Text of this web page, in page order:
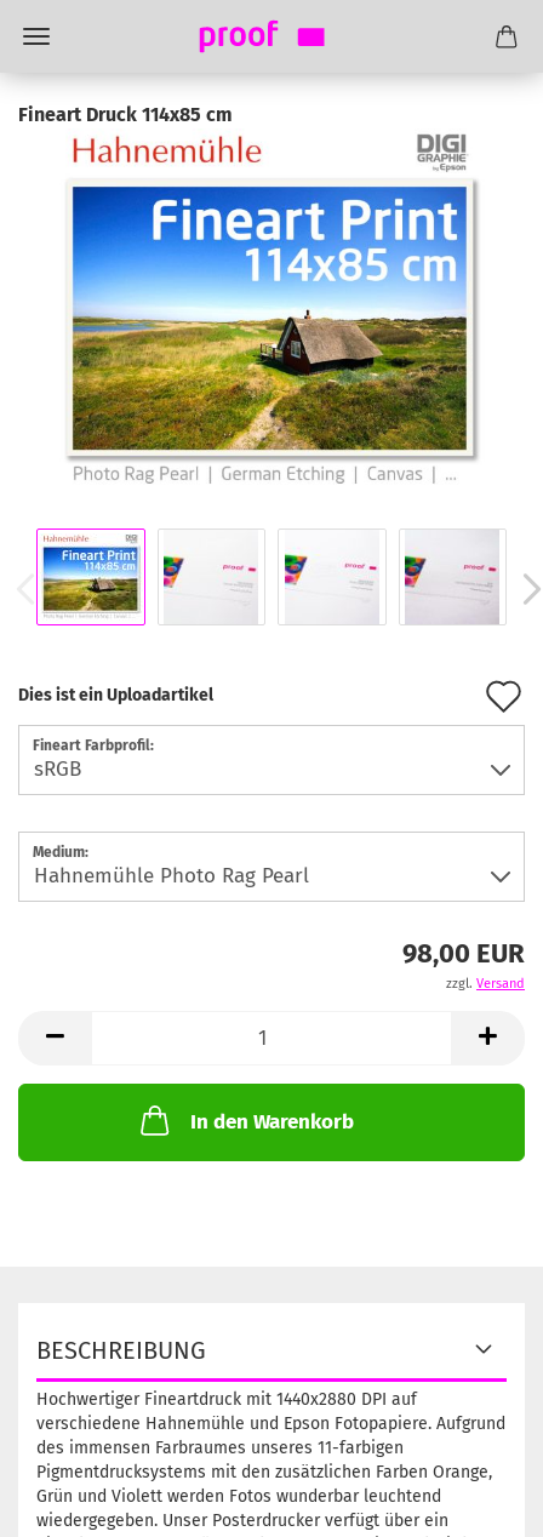
Fineart Druck 114x85 cm
Dies ist ein Uploadartikel
Fineart Farbprofil:
Medium:
98,00 EUR
zzgl. Versand
In den Warenkorb
BESCHREIBUNG
Hochwertiger Fineartdruck mit 1440x2880 DPI auf
verschiedene Hahnemühle und Epson Fotopapiere. Aufgrund
des immensen Farbraumes unseres 11-farbigen
Pigmentdrucksystems mit den zusätzlichen Farben Orange,
Grün und Violett werden Fotos wunderbar leuchtend
wiedergegeben. Unser Posterdrucker verfügt über ein